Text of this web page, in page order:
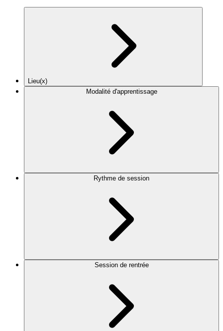
Lieu(x)
Modalité d'apprentissage
Rythme de session
Session de rentrée